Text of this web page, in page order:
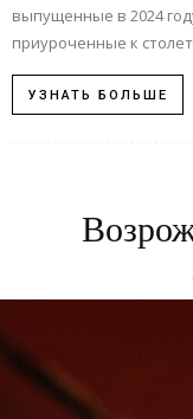
выпущенные в 2024
приуроченные к
УЗНАТЬ БОЛЬШЕ